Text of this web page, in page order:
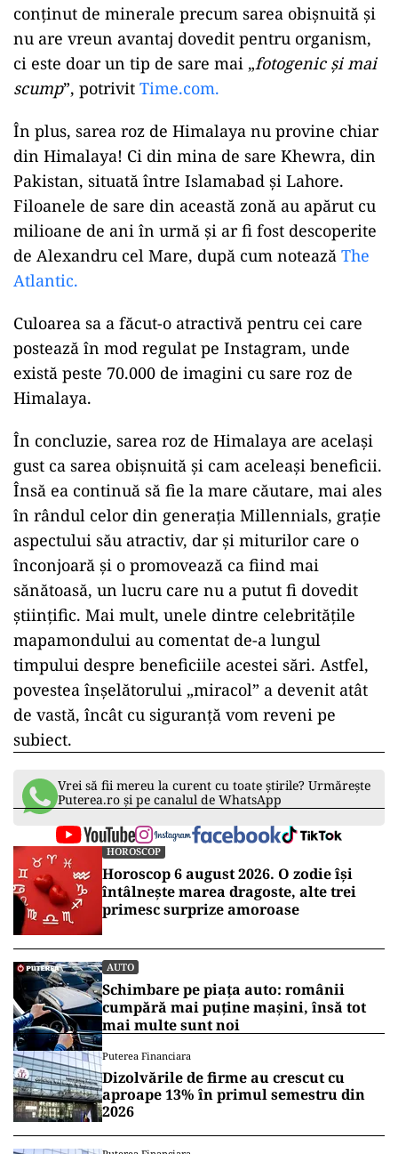
conținut de minerale precum sarea obișnuită și
nu are vreun avantaj dovedit pentru organism,
ci este doar un tip de sare mai „fotogenic și mai
scump”, potrivit Time.com.
ad
În plus, sarea roz de Himalaya nu provine chiar
Pakistan, situată între Islamabad și Lahore.
Filoanele de sare din această zonă au apărut cu
milioane de ani în urmă și ar fi fost descoperite
de Alexandru cel Mare, după cum noteazăThe
Atlantic.
Culoarea sa a făcut-o atractivă pentru cei care
postează în mod regulat pe Instagram, unde
există peste 70.000 de imagini cu sare roz de
Himalaya.
În concluzie, sarea roz de Himalaya are același
gust ca sarea obișnuită și cam aceleași beneficii.
Însă ea continuă să fie la mare căutare, mai ales
în rândul celor din generația Millennials, grație
aspectului său atractiv, dar și miturilor care o
înconjoară și o promovează ca fiind mai
sănătoasă, un lucru care nu a putut fi dovedit
științific. Mai mult, unele dintre celebritățile
mapamondului au comentat de-a lungul
timpului despre beneficiile acestei sări. Astfel,
povestea înșelătorului „miracol” a devenit atât
de vastă, încât cu siguranță vom reveni pe
subiect.
Vrei să fii mereu la curent cu toate știrile? Urmărește
Puterea.ro și pe canalul de WhatsApp
HOROSCOP
Horoscop 6 august 2026. O zodie își